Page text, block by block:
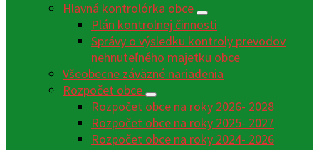
Hlavná kontrolórka obce
Plán kontrolnej činnosti
Správy o výsledku kontroly prevodov
nehnuteľného majetku obce
Všeobecne záväzné nariadenia
Rozpočet obce
Rozpočet obce na roky 2026- 2028
Rozpočet obce na roky 2025- 2027
Rozpočet obce na roky 2024- 2026